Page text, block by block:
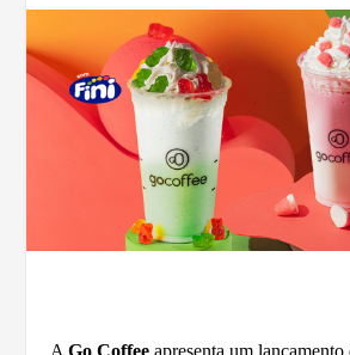
AGo Coffee apresenta um